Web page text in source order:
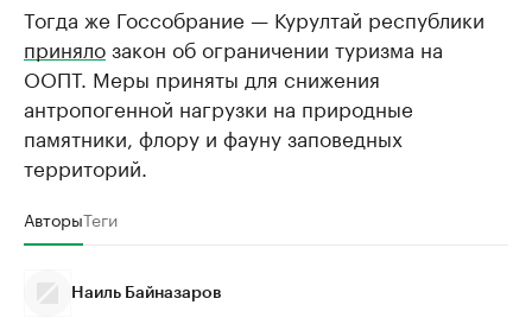
Тогда же Госсобрание — Курултай республики
принялозакон об ограничении туризма на
ООПТ. Меры приняты для снижения
антропогенной нагрузки на природные
памятники, флору и фауну заповедных
территорий.
АвторыТеги
Наиль Байназаров